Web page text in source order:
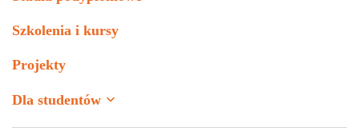
Szkolenia i kursy
Projekty
Dla studentów